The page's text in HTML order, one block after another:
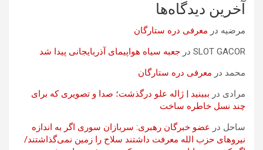
آخرین دیدگاه‌ها
مرضیه در معرفی دره ستارگان
SLOT GACOR در جعبه سیاه هواپیمای آذربایجانی پیدا شد
محمد در معرفی دره ستارگان
مرادی در ببینید | ژاله علو درگذشت؛ صدا و تصویری که برای
چند نسل خاطره ساخت
ساحل در عضو خبرگان رهبری: سربازان سوری اگر به اندازه
نیروهای حزب الله معرفت داشتند سلاح را زمین نمی‌گذاشتند/